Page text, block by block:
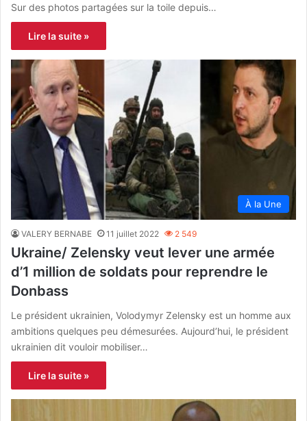
Sur des photos partagées sur la toile depuis…
Lire la suite »
À la Une
VALERY BERNABE 11 juillet 2022 2 549
Ukraine/ Zelensky veut lever une armée
d’1 million de soldats pour reprendre le
Donbass
Le président ukrainien, Volodymyr Zelensky est un homme aux
ambitions quelques peu démesurées. Aujourd’hui, le président
ukrainien dit vouloir mobiliser…
Lire la suite »